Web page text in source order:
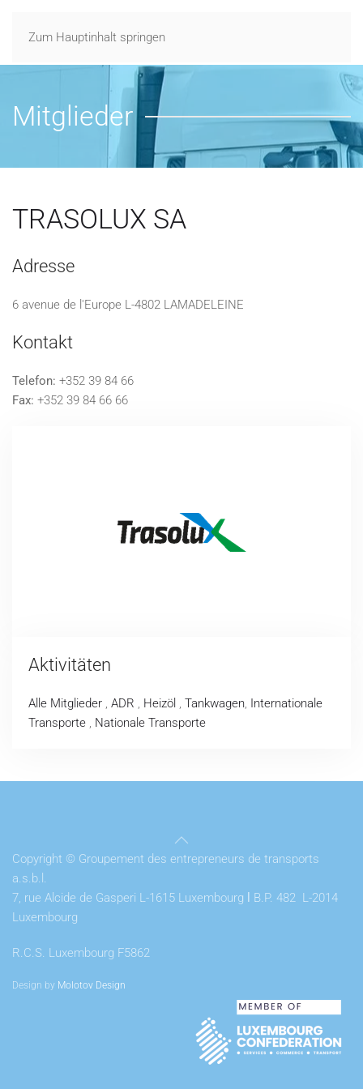
Zum Hauptinhalt springen
Mitglieder
TRASOLUX SA
Adresse
6 avenue de l'Europe L-4802 LAMADELEINE
Kontakt
Telefon: +352 39 84 66
Fax: +352 39 84 66 66
Aktivitäten
Alle Mitglieder , ADR , Heizöl , Tankwagen, Internationale
Transporte , Nationale Transporte
Copyright © Groupement des entrepreneurs de transports
a.s.b.l.
7, rue Alcide de Gasperi L-1615 Luxembourg
B.P. 482 L-2014
Luxembourg
R.C.S. Luxembourg F5862
Design by Molotov Design